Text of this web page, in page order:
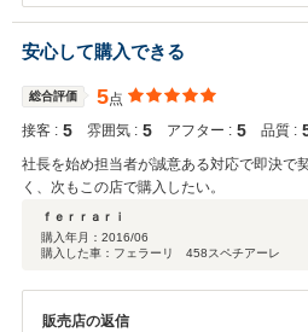
も真摯にTK610様へ対応させて頂きた
くお願い致します。このご縁を大切にし
頂きたいと社員一同願っております。
リ 458スペチアーレのご成約誠にあり
安心して購入できる
総合評価 5点
接客 : 5 雰囲気 : 5 アフター : 5 品質 :
社長を始め担当者が誠意ある対応で即決で
く、次もこの店で購入したい。
ｆｅｒｒａｒｉ
購入年月： 2016/06
購入した車：フェラーリ 458スペチアーレ
販売店の返信